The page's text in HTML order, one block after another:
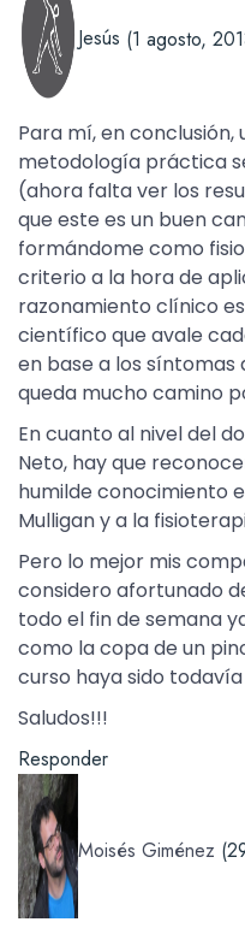
Jesús (1 agosto,
Para mí, en
metodología práctica
(ahora falta ver los
que este es un buen
formándome como
criterio a la hora de
razonamiento clínico
científico que avale
en base a los
queda mucho camino
En cuanto al nivel del
Neto, hay que
humilde conocimiento
Mulligan y a la
Pero lo mejor mis
considero afortunado
todo el fin de semana
como la copa de un
curso haya sido
Saludos!!!
Responder
Moisés Giménez